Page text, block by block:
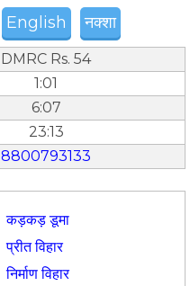
English नक्शा
DMRC Rs. 54
1:01
6:07
23:13
8800793133
कड़कड़ डूमा
प्रीत विहार
निर्माण विहार